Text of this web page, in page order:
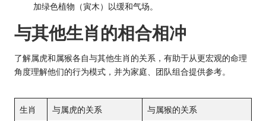
加绿色植物（寅木）以缓和气场。
与其他生肖的相合相冲
了解属虎和属猴各自与其他生肖的关系，有助于从更宏观的命理
角度理解他们的行为模式，并为家庭、团队组合提供参考。
生肖 与属虎的关系 与属猴的关系